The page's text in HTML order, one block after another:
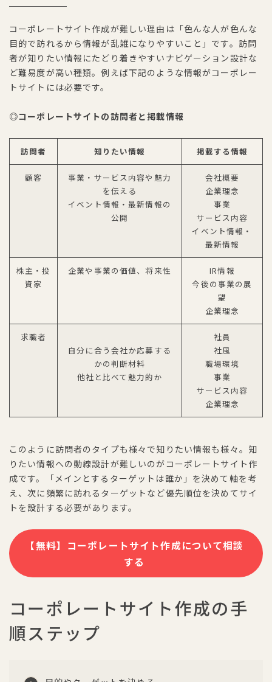
コーポレートサイト作成が難しい理由は「色んな人が色んな
目的で訪れるから情報が乱雑になりやすいこと」です。訪問
者が知りたい情報にたどり着きやすいナビゲーション設計な
ど難易度が高い種類。例えば下記のような情報がコーポレー
トサイトには必要です。
◎コーポレートサイトの訪問者と掲載情報
訪問者 知りたい情報 掲載する情報
顧客
事業・サービス内容や魅力
を伝える
イベント情報・最新情報の
公開
会社概要
企業理念
事業
サービス内容
イベント情報・
最新情報
株主・投
資家
企業や事業の価値、将来性
IR情報
今後の事業の展
望
企業理念
求職者
自分に合う会社か応募する
かの判断材料
他社と比べて魅力的か
社員
社風
職場環境
事業
サービス内容
企業理念
このように訪問者のタイプも様々で知りたい情報も様々。知
りたい情報への動線設計が難しいのがコーポレートサイト作
成です。「メインとするターゲットは誰か」を決めて軸を考
え、次に頻繁に訪れるターゲットなど優先順位を決めてサイ
トを設計する必要があります。
【無料】コーポレートサイト作成について相談
する
コーポレートサイト作成の手
順ステップ